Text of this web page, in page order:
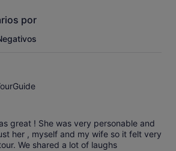
por
great ! She was very personable and
her , myself and my wife so it felt very
We shared a lot of laughs